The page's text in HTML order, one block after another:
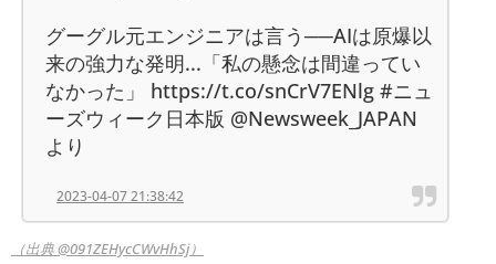
グーグル元エンジニアは言う──AIは原爆以
来の強力な発明...「私の懸念は間違ってい
なかった」 https://t.co/snCrV7ENlg #ニュ
ーズウィーク日本版 @Newsweek_JAPAN
より
2023-04-07 21:38:42
（出典 @091ZEHycCWvHhSj）